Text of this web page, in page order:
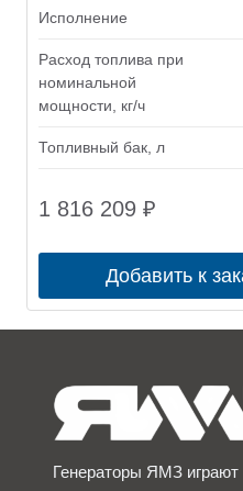
Исполнение
Расход топлива при
номинальной
мощности, кг/ч
Топливный бак, л
1 816 209 ₽
Добавить к
Генераторы ЯМЗ